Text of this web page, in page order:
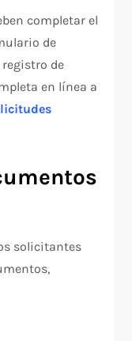
completar el
de
de
en línea a
solicitantes